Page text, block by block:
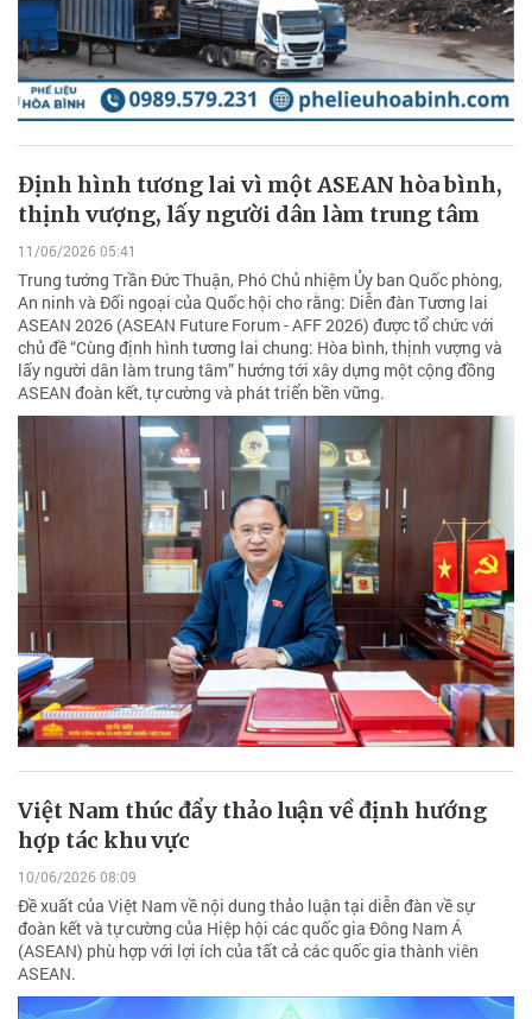
Định hình tương lai vì một ASEAN hòa bình,
thịnh vượng, lấy người dân làm trung tâm
11/06/2026 05:41
Trung tướng Trần Đức Thuận, Phó Chủ nhiệm Ủy ban Quốc phòng,
An ninh và Đối ngoại của Quốc hội cho rằng: Diễn đàn Tương lai
ASEAN 2026 (ASEAN Future Forum - AFF 2026) được tổ chức với
chủ đề “Cùng định hình tương lai chung: Hòa bình, thịnh vượng và
lấy người dân làm trung tâm” hướng tới xây dựng một cộng đồng
ASEAN đoàn kết, tự cường và phát triển bền vững.
Việt Nam thúc đẩy thảo luận về định hướng
hợp tác khu vực
10/06/2026 08:09
Đề xuất của Việt Nam về nội dung thảo luận tại diễn đàn về sự
đoàn kết và tự cường của Hiệp hội các quốc gia Đông Nam Á
(ASEAN) phù hợp với lợi ích của tất cả các quốc gia thành viên
ASEAN.